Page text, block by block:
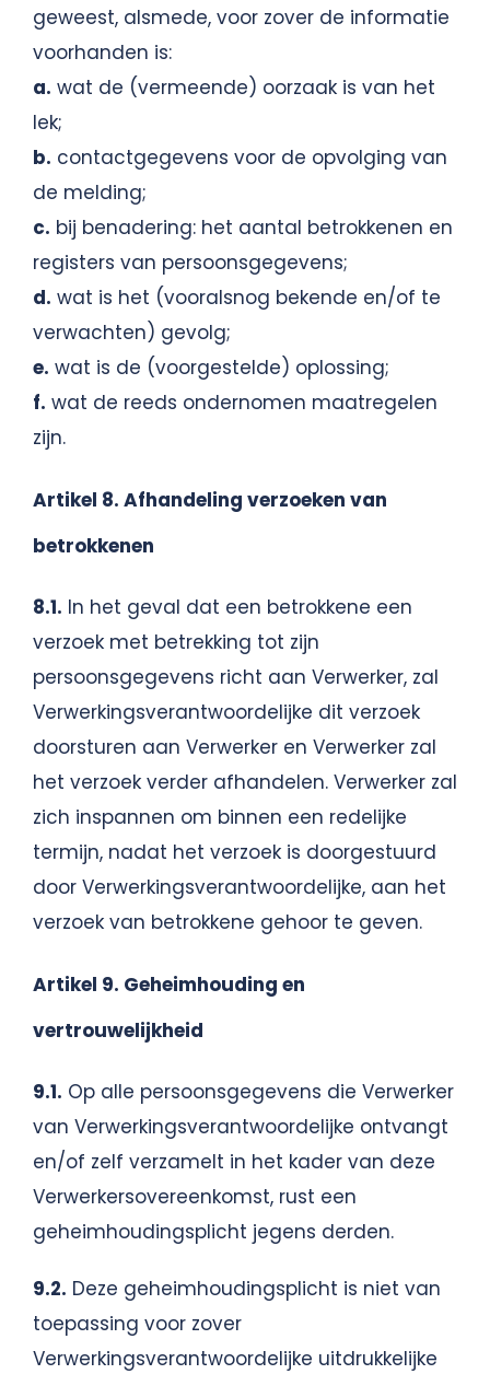
geweest, alsmede, voor zover de informatie
voorhanden is:
a. wat de (vermeende) oorzaak is van het
lek;
b. contactgegevens voor de opvolging van
de melding;
c. bij benadering: het aantal betrokkenen en
registers van persoonsgegevens;
d. wat is het (vooralsnog bekende en/of te
verwachten) gevolg;
e. wat is de (voorgestelde) oplossing;
f. wat de reeds ondernomen maatregelen
zijn.
Artikel 8. Afhandeling verzoeken van
betrokkenen
8.1. In het geval dat een betrokkene een
verzoek met betrekking tot zijn
persoonsgegevens richt aan Verwerker, zal
Verwerkingsverantwoordelijke dit verzoek
doorsturen aan Verwerker en Verwerker zal
het verzoek verder afhandelen. Verwerker zal
zich inspannen om binnen een redelijke
termijn, nadat het verzoek is doorgestuurd
door Verwerkingsverantwoordelijke, aan het
verzoek van betrokkene gehoor te geven.
Artikel 9. Geheimhouding en
vertrouwelijkheid
9.1. Op alle persoonsgegevens die Verwerker
van Verwerkingsverantwoordelijke ontvangt
en/of zelf verzamelt in het kader van deze
Verwerkersovereenkomst, rust een
geheimhoudingsplicht jegens derden.
9.2. Deze geheimhoudingsplicht is niet van
toepassing voor zover
Verwerkingsverantwoordelijke uitdrukkelijke